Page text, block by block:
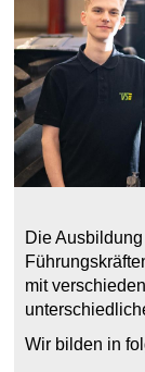
Die
mit
Wir bilden in